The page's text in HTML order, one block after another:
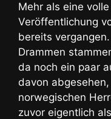
Mehr als eine
Veröffentlichung
bereits
Drammen
da noch ein paar
davon
norwegischen
zuvor eigentlich